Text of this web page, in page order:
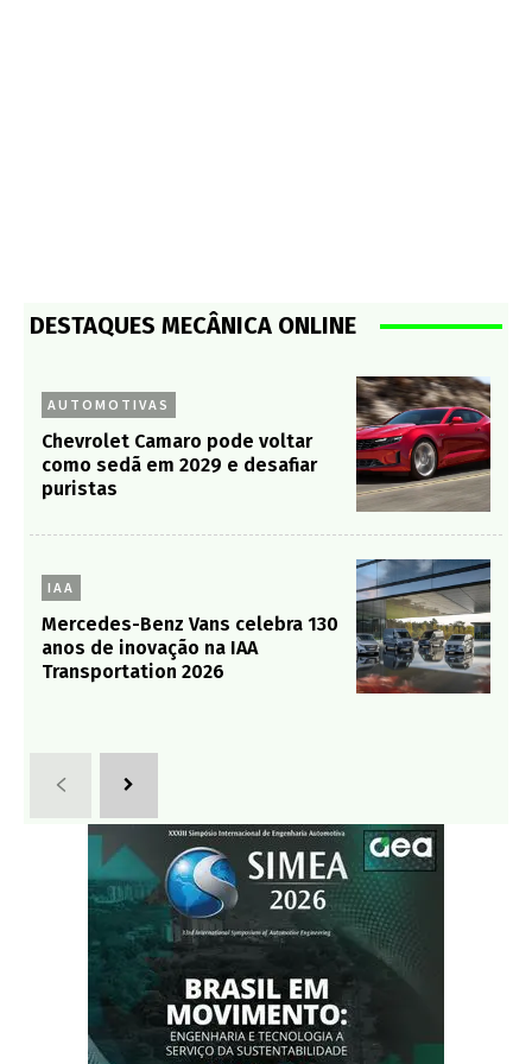
DESTAQUES MECÂNICA ONLINE
AUTOMOTIVAS
Chevrolet Camaro pode voltar
como sedã em 2029 e desafiar
puristas
IAA
Mercedes-Benz Vans celebra 130
anos de inovação na IAA
Transportation 2026